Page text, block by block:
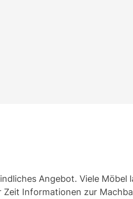
Angebot. Viele Möbel
Zeit Informationen zur